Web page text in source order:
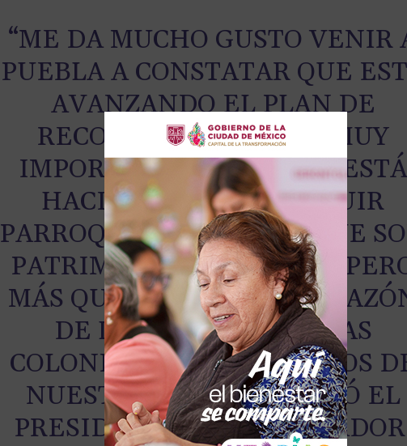
“ME DA MUCHO GUSTO VENIR
PUEBLA A CONSTATAR QUE
AVANZANDO EL PLAN DE
RECONSTRUCCIÓN, ES MUY
IMPORTANTE LO QUE SE ESTÁ
HACIENDO DE CONSTRUIR
PARROQUIAS, TEMPLOS QUE
PATRIMONIO HISTÓRICO,
MÁS QUE NADA ES EL
DE LOS BARRIOS, DE LAS
COLONIAS, DE LOS PUEBLOS
NUESTRO PAÍS”, DESTACÓ EL
PRESIDENTE LÓPEZ